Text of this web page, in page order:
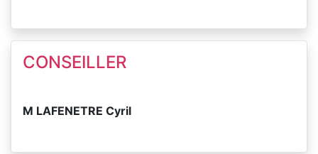
CONSEILLER
M LAFENETRE Cyril